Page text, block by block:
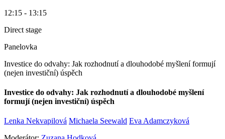
12:15 - 13:15
Direct stage
Panelovka
Investice do odvahy: Jak rozhodnutí a dlouhodobé myšlení formují
(nejen investiční) úspěch
Investice do odvahy: Jak rozhodnutí a dlouhodobé myšlení
formují (nejen investiční) úspěch
Lenka Nekvapilová Michaela Seewald Eva Adamczyková